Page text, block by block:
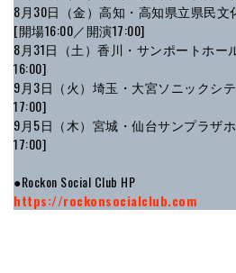
8⽉30⽇（金）⾼知・⾼知県⽴県⺠
[開場16:00／開演17:00]
8⽉31⽇（土）香川・サンポートホ
16:00]
9⽉3⽇（火）埼⽟・⼤宮ソニックシ
17:00]
9⽉5⽇（木）宮城・仙台サンプラザ
17:00]
●Rockon Social Club HP
https://rockonsocialclub.com